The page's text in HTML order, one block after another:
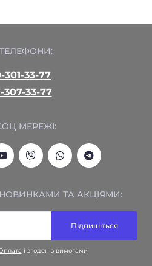
ТЕЛЕФОНИ:
301-33-77
307-33-77
МЕРЕЖІ:
НОВИНКАМИ ТА АКЦІЯМИ:
Підпишіться
і згоден з вимогами